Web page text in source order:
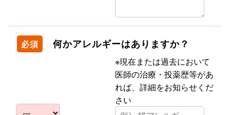
必須 何かアレルギーはありますか？
※現在または過去において
医師の治療・投薬歴等があ
れば、詳細をお知らせくだ
さい